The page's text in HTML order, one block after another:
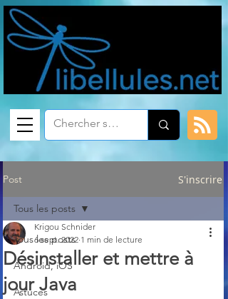
Post S'inscrire
Tous les posts
Android, iOS
Astuces
Tous les posts
Désinstaller et mettre à
jour Java
Krigou Schnider
6 sept. 2022 1 min de lecture